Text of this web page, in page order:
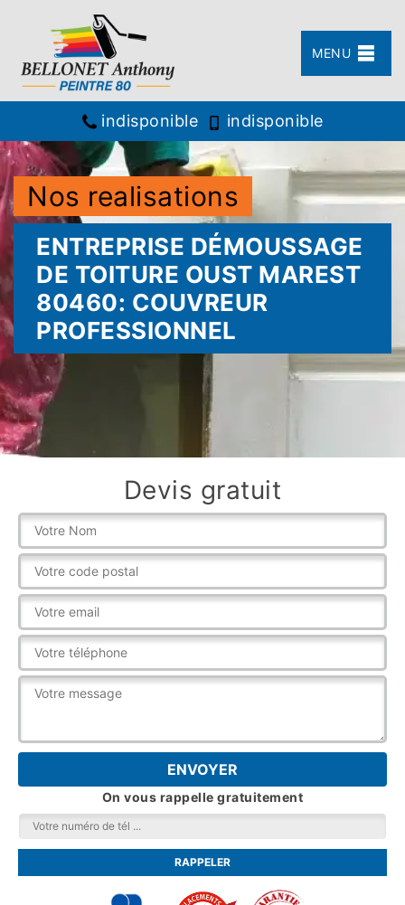
MENU
indisponible indisponible
Nos realisations
ENTREPRISE DÉMOUSSAGE
DE TOITURE OUST MAREST
80460: COUVREUR
PROFESSIONNEL
Devis gratuit
On vous rappelle gratuitement